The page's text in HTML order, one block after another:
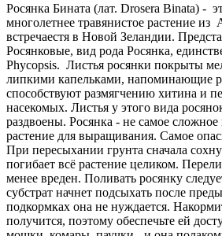
Росянка Бината (лат. Drosera Binata) -
многолетнее травянистое растение из
встречаестя в Новой Зеландии.
Росянковые, вид рода Росянка,
Phycopsis. Листья росянки покрыты
липкими капельками, напоминающие
способствуют размягчению хитина и
насекомых. Листья у этого вида
раздвоены. Росянка - не самое сложное
растение для выращивания. Самое
При пересыхании грунта сначала
погибает всё растение целиком.
менее вреден. Поливать росянку
субстрат начнет подсыхать после
подкормках она не нуждается.
получится, поэтому обеспечьте ей